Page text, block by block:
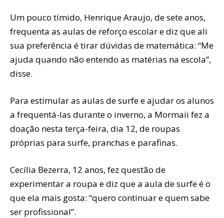
Um pouco tímido, Henrique Araujo, de sete anos,
frequenta as aulas de reforço escolar e diz que ali
sua preferência é tirar dúvidas de matemática: “Me
ajuda quando não entendo as matérias na escola”,
disse.
Para estimular as aulas de surfe e ajudar os alunos
a frequentá-las durante o inverno, a Mormaii fez a
doação nesta terça-feira, dia 12, de roupas
próprias para surfe, pranchas e parafinas.
Cecília Bezerra, 12 anos, fez questão de
experimentar a roupa e diz que a aula de surfe é o
que ela mais gosta: “quero continuar e quem sabe
ser profissional”.